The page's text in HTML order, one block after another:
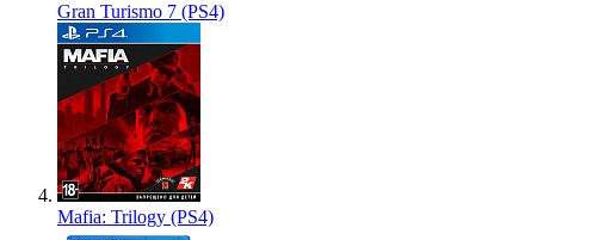
Gran Turismo 7 (PS4)
Mafia: Trilogy (PS4)